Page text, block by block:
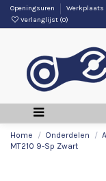
Openingsuren Werkplaats
Verlanglijst (0)
Home Onderdelen
MT210 9-Sp Zwart